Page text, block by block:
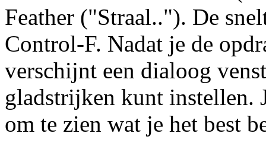
Feather ("Straal.."). De
Control-F. Nadat je de
verschijnt een dialoog
gladstrijken kunt instellen.
om te zien wat je het best